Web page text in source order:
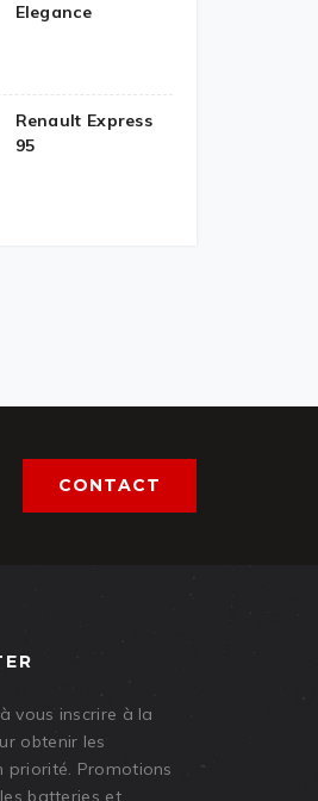
Elegance
Renault Express
95
CONTACT
vous inscrire à la
obtenir les
priorité. Promotions
batteries et